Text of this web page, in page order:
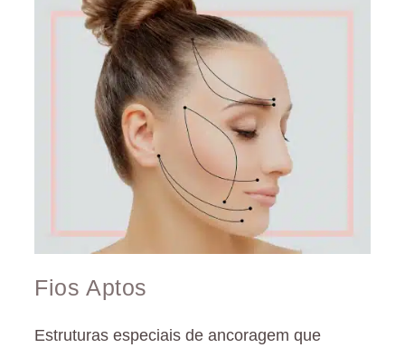
Fios Aptos
Estruturas especiais de ancoragem que